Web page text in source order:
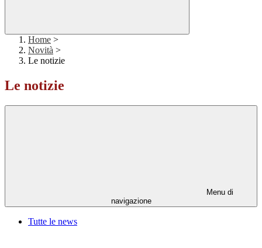
Home >
Novità >
Le notizie
Le notizie
Menu di
navigazione
Tutte le news